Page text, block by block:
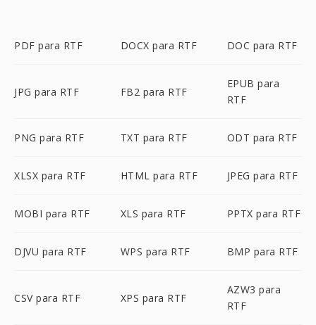
PDF para RTF DOCX para RTF DOC para RTF
JPG para RTF FB2 para RTF
EPUB para
RTF
PNG para RTF TXT para RTF ODT para RTF
XLSX para RTF HTML para RTF JPEG para RTF
MOBI para RTF XLS para RTF PPTX para RTF
DJVU para RTF WPS para RTF BMP para RTF
CSV para RTF XPS para RTF
AZW3 para
RTF